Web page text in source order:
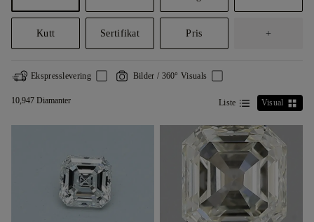
Kutt Sertifikat Pris +
Ekspresslevering Bilder / 360° Visuals
10,947 Diamanter Liste Visual